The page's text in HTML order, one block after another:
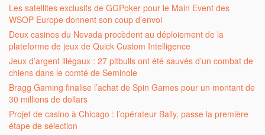
Les satellites exclusifs de GGPoker pour le Main Event des
WSOP Europe donnent son coup d’envoi
Deux casinos du Nevada procèdent au déploiement de la
plateforme de jeux de Quick Custom Intelligence
Jeux d’argent illégaux : 27 pitbulls ont été sauvés d’un combat de
chiens dans le comté de Seminole
Bragg Gaming finalise l’achat de Spin Games pour un montant de
30 millions de dollars
Projet de casino à Chicago : l’opérateur Bally, passe la première
étape de sélection